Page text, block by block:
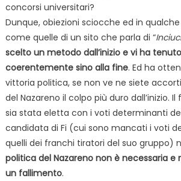
concorsi universitari?
Dunque, obiezioni sciocche ed in
come quelle di un sito che parla di “
scelto un metodo dall’inizio e vi ha
coerentemente sino alla fine. Ed ha
vittoria politica, se non ve ne siete
del Nazareno il colpo più duro dall’inizio.
sia stata eletta con i voti determinanti
candidata di Fi (cui sono mancati i voti
quelli dei franchi tiratori del suo gruppo)
politica del Nazareno non è necessaria e
un fallimento.